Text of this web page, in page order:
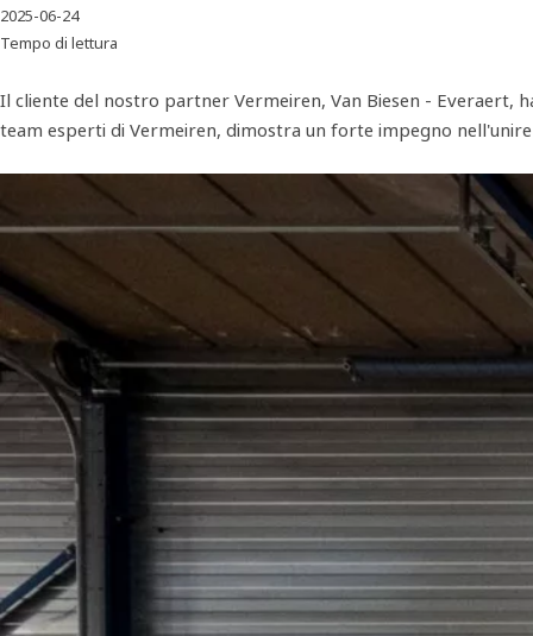
2025-06-24
Tempo di lettura
Il cliente del nostro partner Vermeiren, Van Biesen - Everaert,
team esperti di Vermeiren, dimostra un forte impegno